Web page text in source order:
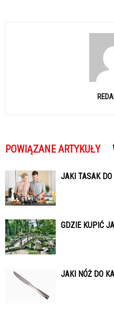
POWIĄZANE ARTYKUŁY
JAKI TASAK DO
GDZIE KUPIĆ
JAKI NÓŻ DO